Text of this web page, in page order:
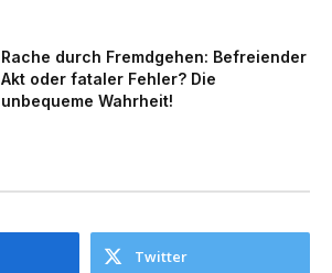
Rache durch Fremdgehen: Befreiender
Akt oder fataler Fehler? Die
unbequeme Wahrheit!
Twitter